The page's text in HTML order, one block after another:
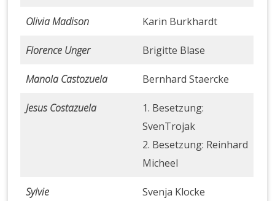
Olivia Madison Karin Burkhardt
Florence Unger Brigitte Blase
Manola Castozuela Bernhard Staercke
Jesus Costazuela
1. Besetzung:
SvenTrojak
2. Besetzung: Reinhard
Micheel
Sylvie Svenja Klocke